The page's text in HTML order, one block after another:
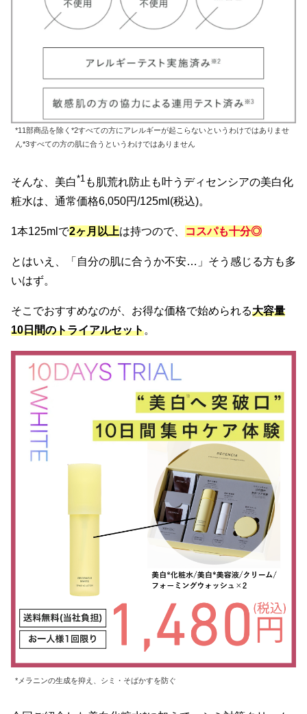
*11部商品を除く*2すべての方にアレルギーが起こらないというわけではありませ
ん*3すべての方の肌に合うというわけではありません
そんな、美白*1 も肌荒れ防止も叶うディセンシアの美白化
粧水は、通常価格6,050円/125ml(税込)。
1本125mlで2ヶ月以上は持つので、 コスパも十分◎
とはいえ、「自分の肌に合うか不安…」そう感じる方も多
いはず。
そこでおすすめなのが、お得な価格で始められる大容量
10日間のトライアルセット。
*メラニンの生成を抑え、シミ・そばかすを防ぐ